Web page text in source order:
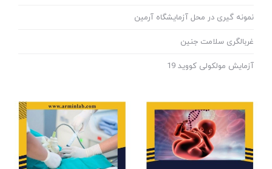
نمونه گیری در محل آزمایشگاه آرمین
غربالگری سلامت جنین
آزمایش مولکولی کووید 19